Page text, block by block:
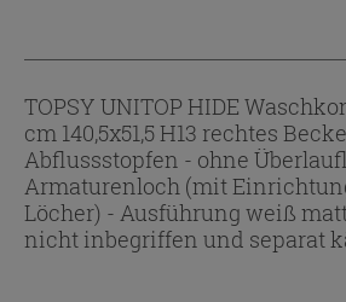
TOPSY UNITOP HIDE
cm 140,5x51,5 H13 rechtes
Abflussstopfen - ohne
Armaturenloch (mit
Löcher) - Ausführung weiß
nicht inbegriffen und separat